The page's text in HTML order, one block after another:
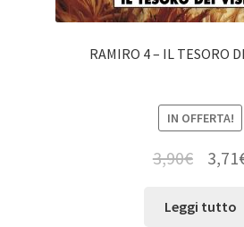
RAMIRO 4 – IL TESORO
IN OFFERTA!
3,90€ 3,71
Leggi tutto